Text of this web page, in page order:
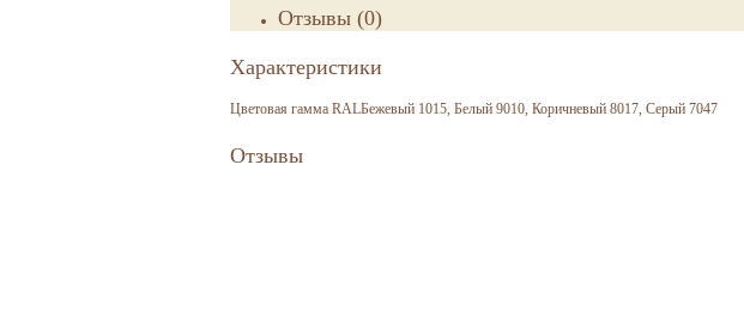
Отзывы (0)
Характеристики
Цветовая гамма RALБежевый 1015, Белый 9010, Коричневый 8017, Серый 7047
Отзывы